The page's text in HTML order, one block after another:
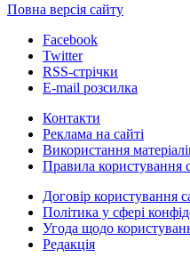
Повна версія сайту
Facebook
Twitter
RSS-стрічки
E-mail розсилка
Контакти
Реклама на сайті
Використання
Правила користування
Договір користування
Політика у сфері
Угода щодо
Редакція